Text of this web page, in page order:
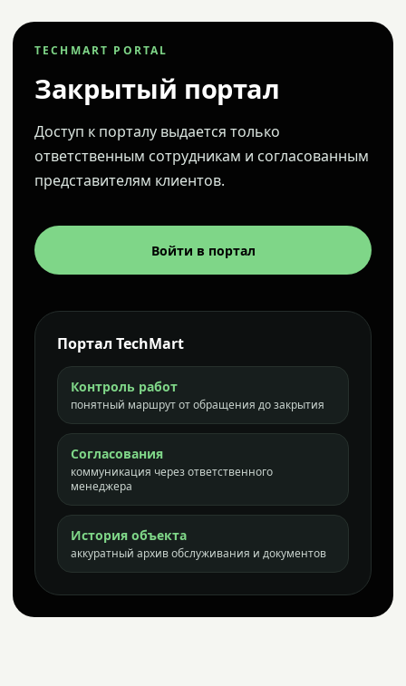
TECHMART PORTAL
Закрытый портал
Доступ к порталу выдается только
ответственным сотрудникам и согласованным
представителям клиентов.
Войти в портал
Портал TechMart
Контроль работ
понятный маршрут от обращения до закрытия
Согласования
коммуникация через ответственного
менеджера
История объекта
аккуратный архив обслуживания и документов